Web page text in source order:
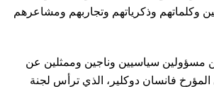
وكلماتهم وذكرياتهم وتجاربهم ومشاعرهم
مسؤولين سياسيين وناجين وممثلين عن
المؤرخ فانسان دوكلير، الذي ترأس لجنة